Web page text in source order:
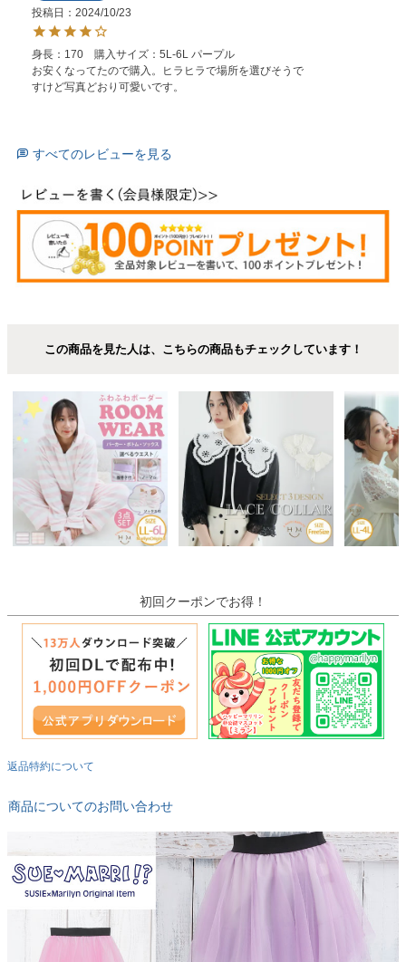
投稿日
2024/10/23
身長：170　購入サイズ：5L-6L パープル
お安くなってたので購入。ヒラヒラで場所を選びそうで
すけど写真どおり可愛いです。
すべてのレビューを見る
この商品を見た人は、こちらの商品もチェックしています！
初回クーポンでお得！
返品特約について
商品についてのお問い合わせ